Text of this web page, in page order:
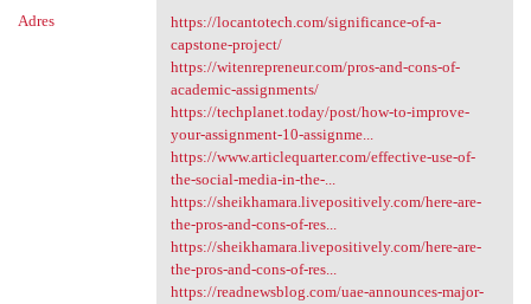
Adres
https://locantotech.com/significance-of-a-
capstone-project/
https://witenrepreneur.com/pros-and-cons-of-
academic-assignments/
https://techplanet.today/post/how-to-improve-
your-assignment-10-assignme...
https://www.articlequarter.com/effective-use-of-
the-social-media-in-the-...
https://sheikhamara.livepositively.com/here-are-
the-pros-and-cons-of-res...
https://sheikhamara.livepositively.com/here-are-
the-pros-and-cons-of-res...
https://readnewsblog.com/uae-announces-major-